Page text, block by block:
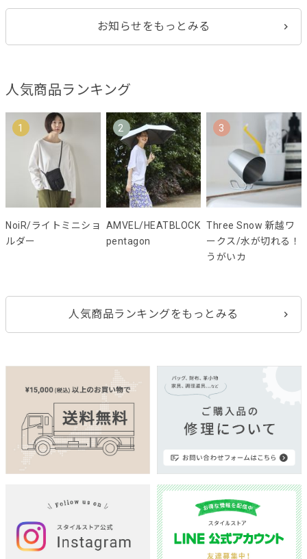
お知らせをもっとみる
人気商品ランキング
1
NoiR/ライトミニショ
ルダー
2
AMVEL/HEATBLOCK
pentagon
3
Three Snow 新越ワ
ークス/水が切れる！
うがいカ
人気商品ランキングをもっとみる